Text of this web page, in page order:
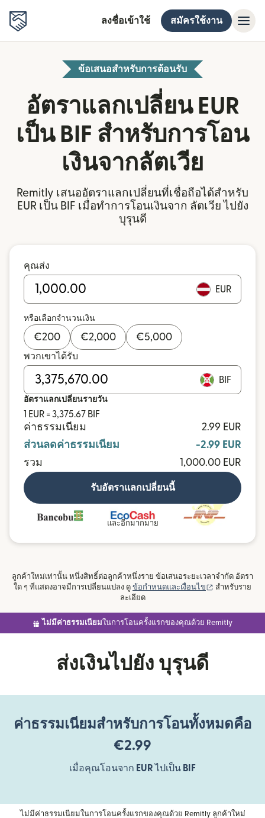
ลงชื่อเข้าใช้ สมัครใช้งาน
ข้อเสนอสำหรับการต้อนรับ
อัตราแลกเปลี่ยน EUR
เป็น BIF สำหรับการโอน
เงินจากลัตเวีย
Remitly เสนออัตราแลกเปลี่ยนที่เชื่อถือได้สำหรับ
EUR เป็น BIF เมื่อทำการโอนเงินจาก ลัตเวีย ไปยัง
บุรุนดี
คุณส่ง
EUR
หรือเลือกจำนวนเงิน
€200 €2,000 €5,000
พวกเขาได้รับ
BIF
อัตราแลกเปลี่ยนรายวัน
1 EUR = 3,375.67 BIF
ค่าธรรมเนียม
2.99 EUR
ส่วนลดค่าธรรมเนียม
-2.99 EUR
รวม
1,000.00 EUR
รับอัตราแลกเปลี่ยนนี้
และอีกมากมาย
ลูกค้าใหม่เท่านั้น หนึ่งสิทธิ์ต่อลูกค้าหนึ่งราย ข้อเสนอระยะเวลาจำกัด อัตรา
ใด ๆ ที่แสดงอาจมีการเปลี่ยนแปลง ดู ข้อกำหนดและเงื่อนไข (เปิดในหน้าต่า
สำหรับราย
ละเอียด
ไม่มีค่าธรรมเนียมในการโอนครั้งแรกของคุณด้วย Remitly
ส่งเงินไปยัง บุรุนดี
ค่าธรรมเนียมสำหรับการโอนทั้งหมดคือ
€2.99
เมื่อคุณโอนจาก EUR ไปเป็น BIF
ไม่มีค่าธรรมเนียมในการโอนครั้งแรกของคุณด้วย Remitly ลูกค้าใหม่